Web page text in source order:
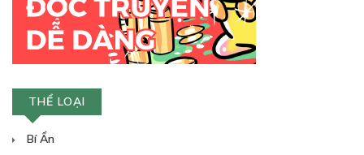
THỂ LOẠI
Bí Ẩn